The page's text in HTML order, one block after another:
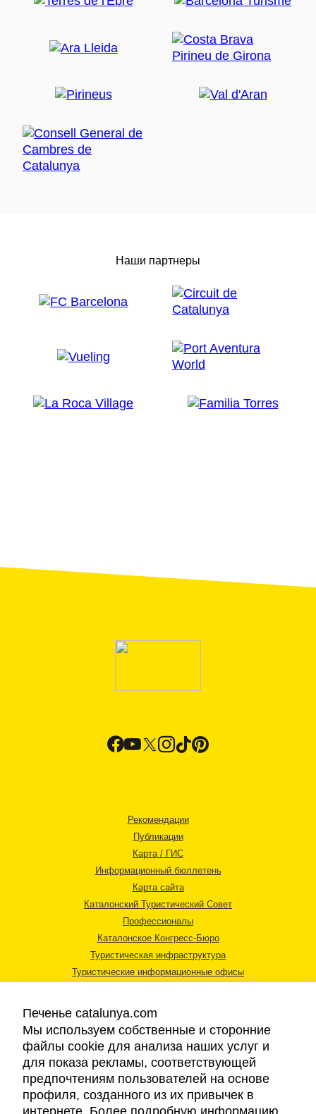
Наши партнеры
Рекомендации
Публикации
Карта / ГИС
Информационный бюллетень
Карта сайта
Каталонский Туристический Совет
Профессионалы
Каталонское Конгресс-Бюро
Туристическая инфраструктура
Туристические информационные офисы
Правовая информация
Cookies
Печенье catalunya.com
Мы используем собственные и сторонние
файлы cookie для анализа наших услуг и
для показа рекламы, соответствующей
предпочтениям пользователей на основе
профиля, созданного из их привычек в
интернете. Более подробную информацию